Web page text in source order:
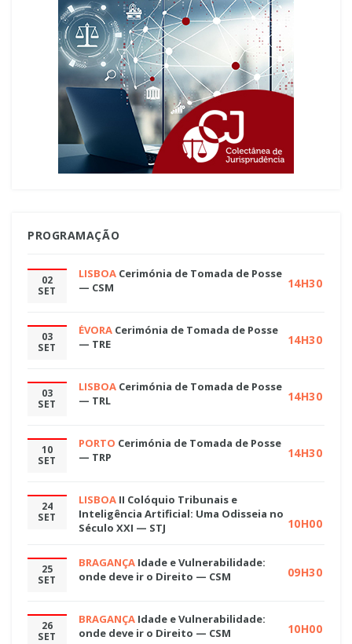
PROGRAMAÇÃO
02
SET
LISBOA Cerimónia de Tomada de Posse
— CSM
14H30
03
SET
ÉVORA Cerimónia de Tomada de Posse
— TRE
14H30
03
SET
LISBOA Cerimónia de Tomada de Posse
— TRL
14H30
10
SET
PORTO Cerimónia de Tomada de Posse
— TRP
14H30
24
SET
LISBOA II Colóquio Tribunais e
Inteligência Artificial: Uma Odisseia no
Século XXI — STJ
10H00
25
SET
BRAGANÇA Idade e Vulnerabilidade:
onde deve ir o Direito — CSM
09H30
26
SET
BRAGANÇA Idade e Vulnerabilidade:
onde deve ir o Direito — CSM
10H00